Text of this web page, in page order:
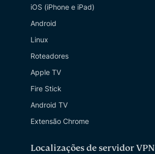
iOS (iPhone e iPad)
Android
Linux
Roteadores
Apple TV
Fire Stick
Android TV
Extensão Chrome
Localizações de servidor VPN